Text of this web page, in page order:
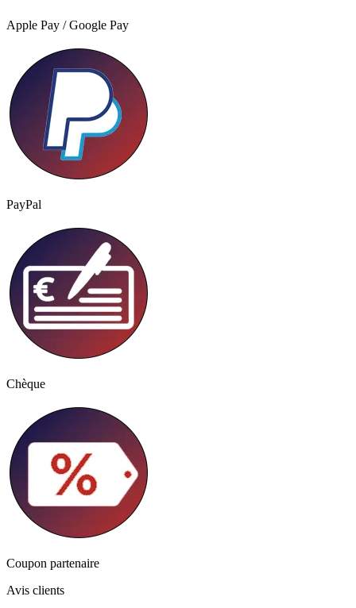
Apple Pay / Google Pay
PayPal
Chèque
Coupon partenaire
Avis clients